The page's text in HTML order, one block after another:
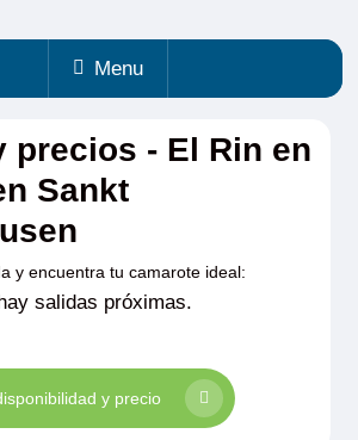
Menu
precios - El Rin en
Sankt
y encuentra tu camarote ideal:
salidas próximas.
y precio